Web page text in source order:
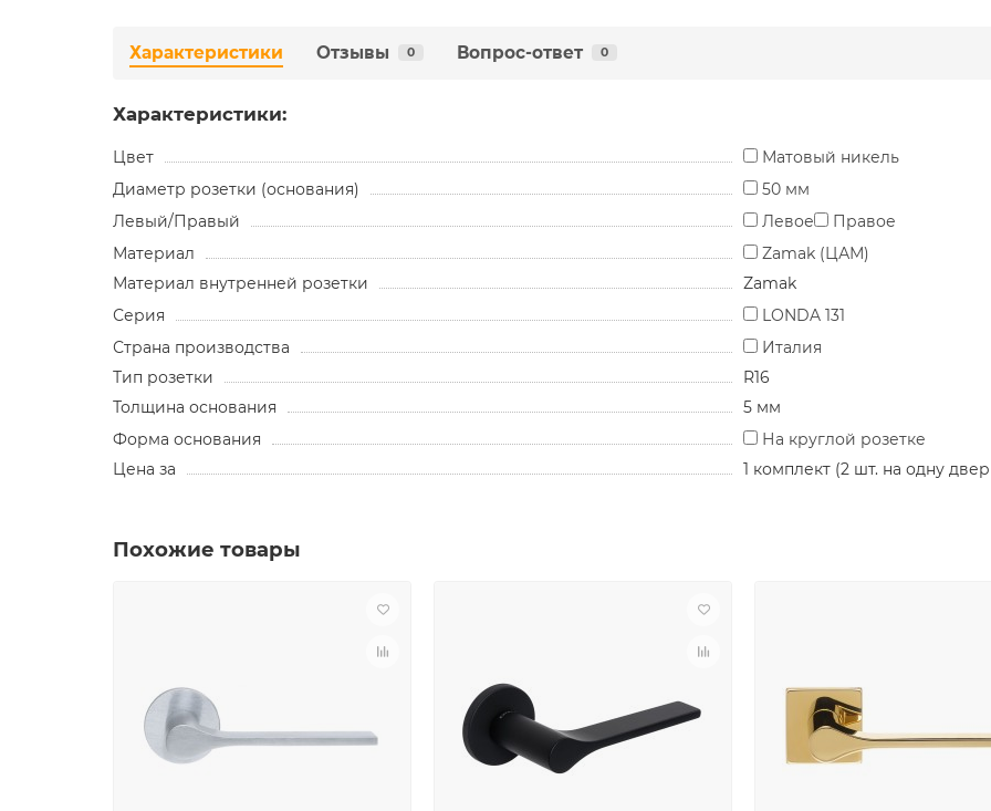
Характеристики Отзывы 0 Вопрос-ответ 0
Характеристики:
Цвет
Матовый никель
Диаметр розетки (основания)
50 мм
Левый/Правый
Левое
Правое
Материал
Zamak (ЦАМ)
Материал внутренней розетки
Zamak
Серия
LONDA 131
Страна производства
Италия
Тип розетки
R16
Толщина основания
5 мм
Форма основания
На круглой розетке
Цена за
1 комплект (2 шт. на одну
Похожие товары